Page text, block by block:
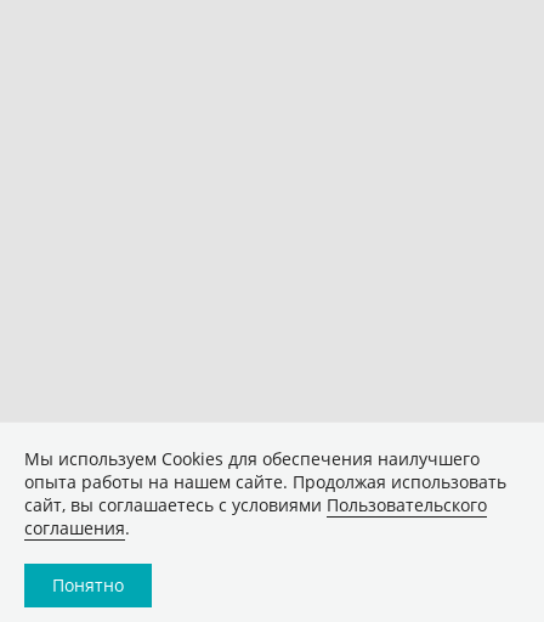
Мы используем Сookies для обеспечения наилучшего
опыта работы на нашем сайте. Продолжая использовать
сайт, вы соглашаетесь с условиями Пользовательского
соглашения.
Понятно